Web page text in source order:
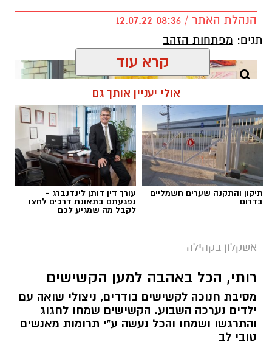
הנהלת האתר / 08:36 12.07.22
תגים: מפתחות הזהב
צילום אדי ישראל
הוענקו לחמישה תלמידי הקונסרבטוריון העירוני של
אשקלון תעודות הוקרה על זכייתם בתחרות
'מפתחות הזהב'.
בהענקת התעודות נכחו ראש העיר, תומר גלאם,
קרא עוד
אולי יעניין אותך גם
תיקון והתקנה שערים חשמליים
בדרום
עורך דין דותן לינדנברג -
נפגעתם בתאונת דרכים לחצו
לקבל מה שמגיע לכם
אשקלון בקהילה
רותי, הכל באהבה למען הקשישים
מסיבת חנוכה לקשישים בודדים, ניצולי שואה עם
ילדים נערכה השבוע. הקשישים שמחו לחגוג
והתרגשו ושמחו והכל נעשה ע"י תרומות מאנשים
טובי לב